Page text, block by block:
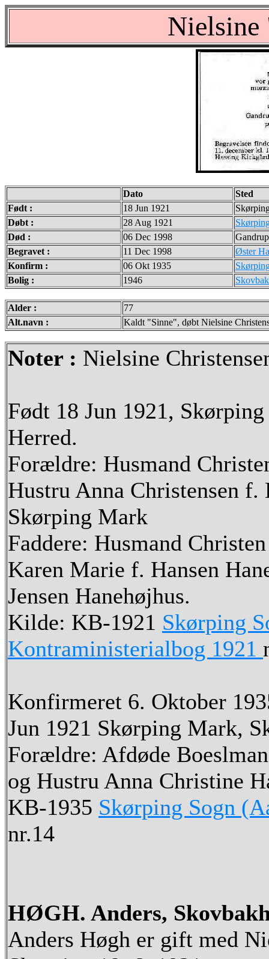
Nielsine
Dato
Sted
Født :
18 Jun 1921
Døbt :
28 Aug 1921
Død :
06 Dec 1998
Gandrup
Begravet :
11 Dec 1998
Øster
Konfirm :
06 Okt 1935
Bolig :
1946
Alder :
77
Alt.navn :
Kaldt "Sinne", døbt Nielsine
Noter : Nielsine
Født 18 Jun 1921,
Herred.
Forældre: Husmand
Hustru Anna Christensen
Skørping Mark
Faddere: Husmand
Karen Marie f. Hansen
Jensen Hanehøjhus.
Kilde: KB-1921 Skørping
Kontraministerialbog 1921
Konfirmeret 6. Oktober
Jun 1921 Skørping Mark,
Forældre: Afdøde
og Hustru Anna Christine
KB-1935 Skørping Sogn
nr.14
HØGH. Anders,
Anders Høgh er gift med